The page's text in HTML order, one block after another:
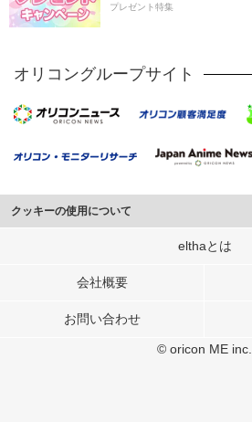
プレゼント特集
オリコングループサイト
クッキーの使用について
このサイトでは Cookie を使用して、ユーザー
行っています。
メディアや広告配信、データ解析の各パートナ
elthaとは
会社概要
お問い合わせ
© oricon ME inc.